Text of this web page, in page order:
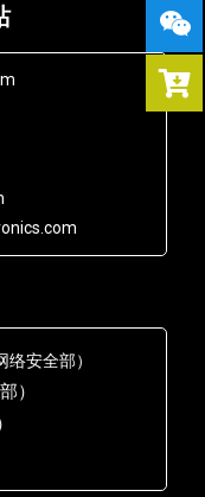
安全部）
）